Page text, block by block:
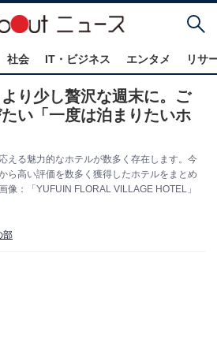
社会 IT・ビジネス エンタメ リサ
より少し贅沢な週末に。ご
い「一度は泊まりたいホ
える魅力的なホテルが数多く存在します。今
ら高い評価を数多く獲得したホテルをまとめ
像：「YUFUIN FLORAL VILLAGE HOTEL」
部